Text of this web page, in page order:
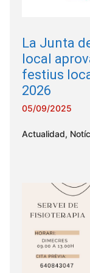
La Junta
local
festius
2026
05/09/2025
Actualidad,